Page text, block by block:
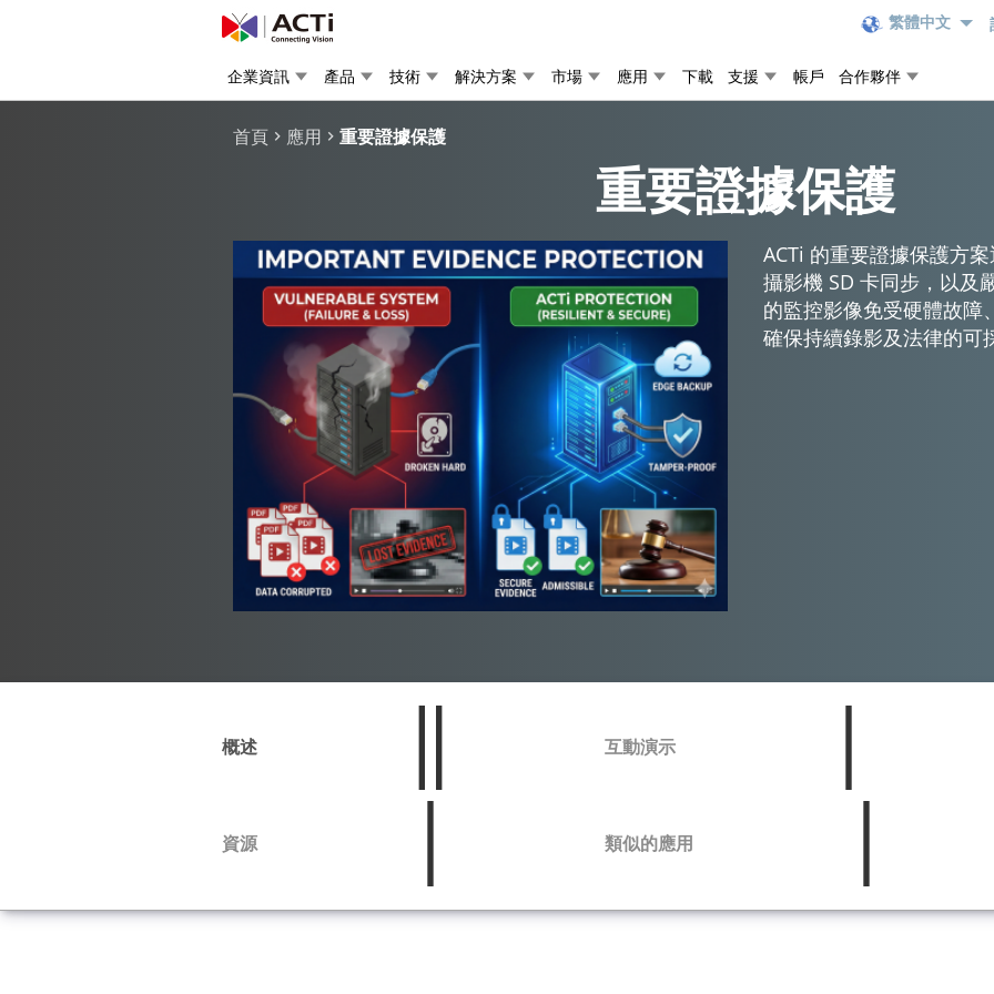
繁體中文
企業資訊 產品 技術 解決方案 市場 應用 下載 支援 帳戶 合作夥伴
首頁 應用 重要證據保護
重要證據保護
ACTi 的重要證據保護方
攝影機 SD 卡同步，以及
的監控影像免受硬體故障
確保持續錄影及法律的可
概述 互動演示
資源 類似的應用